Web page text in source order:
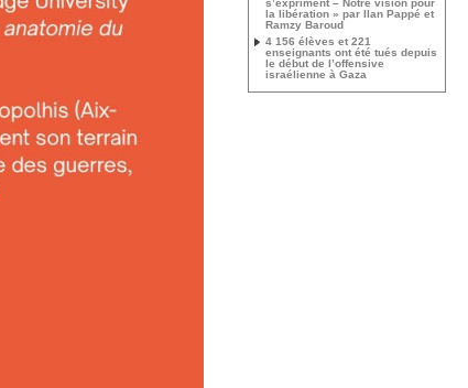
s’expriment – Notre vision pour
la libération » par Ilan Pappé et
Ramzy Baroud
4 156 élèves et 221
enseignants ont été tués depuis
le début de l’offensive
israélienne à Gaza